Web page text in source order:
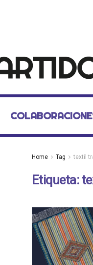
Home Tag textil
Etiqueta: